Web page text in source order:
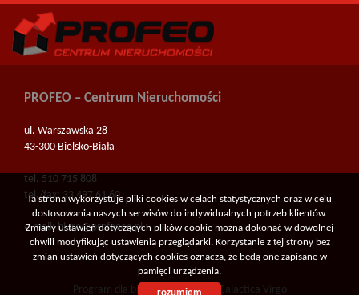
PROFEO – Centrum Nieruchomości
ul. Warszawska 28
43-300 Bielsko-Biała
tel. 510 715 808
tel./fax: 33 497 61 60
e-mail: biuro@profeocn.pl
Program dla biur nieruchomości Galactica Virgo
Ta strona wykorzystuje pliki cookies w celach statystycznych oraz w celu
dostosowania naszych serwisów do indywidualnych potrzeb klientów.
Zmiany ustawień dotyczących plików cookie można dokonać w dowolnej
chwili modyfikując ustawienia przeglądarki. Korzystanie z tej strony bez
zmian ustawień dotyczących cookies oznacza, że będą one zapisane w
pamięci urządzenia.